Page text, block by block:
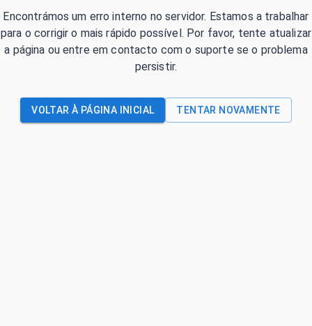
Encontrámos um erro interno no servidor. Estamos a trabalhar
para o corrigir o mais rápido possível. Por favor, tente atualizar
a página ou entre em contacto com o suporte se o problema
persistir.
VOLTAR À PÁGINA INICIAL TENTAR NOVAMENTE